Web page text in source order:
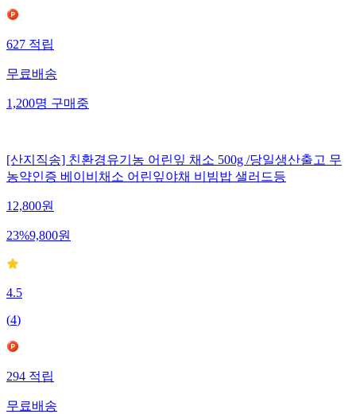
627 적립
무료배송
1,200명 구매중
[산지직송] 친환경유기농 어린잎 채소 500g /당일생산출고 무
농약인증 베이비채소 어린잎야채 비빔밥 샐러드등
12,800원
23%9,800원
4.5
(4)
294 적립
무료배송